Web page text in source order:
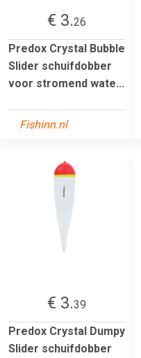
€ 3.26
Predox Crystal Bubble
Slider schuifdobber
voor stromend wate...
Fishinn.nl
€ 3.39
Predox Crystal Dumpy
Slider schuifdobber